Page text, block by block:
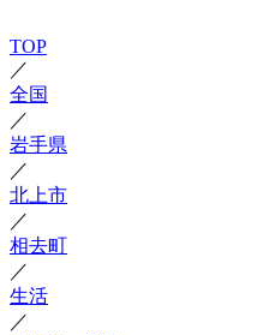
TOP
／
全国
／
岩手県
／
北上市
／
相去町
／
生活
／